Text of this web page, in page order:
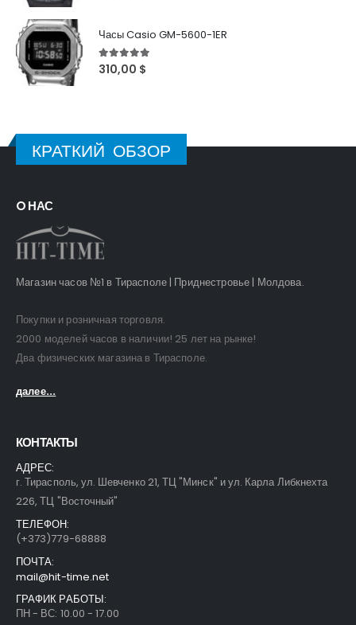
Часы Casio GM-5600-1ER
5out of 5
310,00 $
КРАТКИЙ ОБЗОР
O НАС
Магазин часов №1 в Тирасполе | Приднестровье | Молдова.
Покупки и розничная торговля.
2000 моделей часов в наличии! 25 лет на рынке!
Два физических магазина в Тирасполе.
далее...
КОНТАКТЫ
АДРЕС:
г. Тирасполь, ул. Шевченко 21, ТЦ "Минск" и ул. Карла Либкнехта
226, ТЦ "Восточный"
ТЕЛЕФОН:
(+373)779-68888
ПОЧТА:
mail@hit-time.net
ГРАФИК РАБОТЫ:
ПН - ВС: 10.00 - 17.00